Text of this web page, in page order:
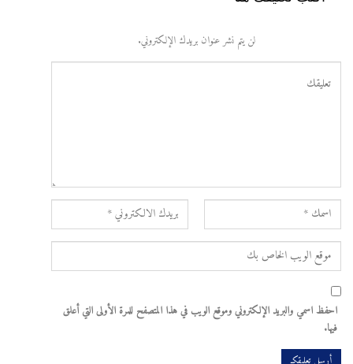
لن يتم نشر عنوان بريدك الإلكتروني.
احفظ اسمي والبريد الإلكتروني وموقع الويب في هذا المتصفح للمرة الأولى التي أعلق
فيها.